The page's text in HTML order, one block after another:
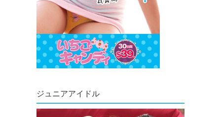
ジュニアアイドル